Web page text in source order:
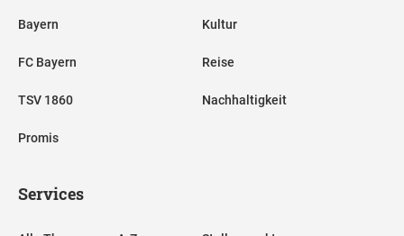
Bayern
FC Bayern
TSV 1860
Promis
Kultur
Reise
Nachhaltigkeit
Services